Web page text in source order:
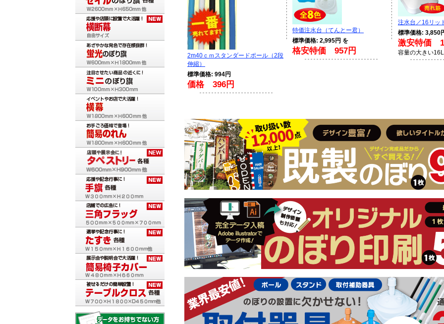
2m40ｃｍスタンダードポール（2段
伸縮）
標準価格: 994円
価格 396円
特価注水台（てんとー君）
標準価格: 2,995円 を
格安特価 957円
注水台／16リッ
標準価格: 3,850
激安特価
容量の大きい